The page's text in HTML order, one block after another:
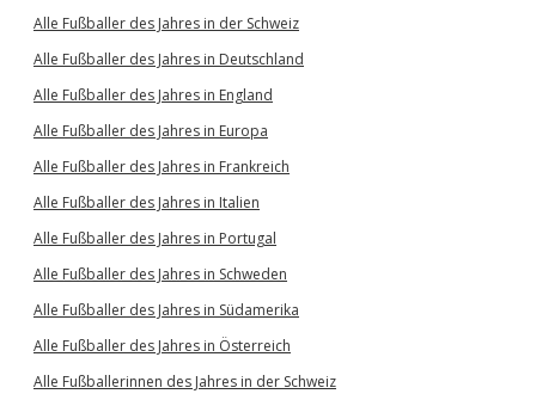
Alle Fußballer des Jahres in der Schweiz
Alle Fußballer des Jahres in Deutschland
Alle Fußballer des Jahres in England
Alle Fußballer des Jahres in Europa
Alle Fußballer des Jahres in Frankreich
Alle Fußballer des Jahres in Italien
Alle Fußballer des Jahres in Portugal
Alle Fußballer des Jahres in Schweden
Alle Fußballer des Jahres in Südamerika
Alle Fußballer des Jahres in Österreich
Alle Fußballerinnen des Jahres in der Schweiz